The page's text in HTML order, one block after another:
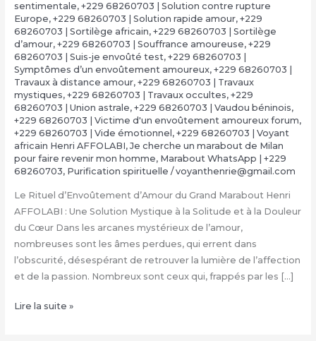
sentimentale, +229 68260703 | Solution contre rupture
Europe, +229 68260703 | Solution rapide amour, +229
68260703 | Sortilège africain, +229 68260703 | Sortilège
d’amour, +229 68260703 | Souffrance amoureuse, +229
68260703 | Suis-je envoûté test, +229 68260703 |
Symptômes d’un envoûtement amoureux, +229 68260703 |
Travaux à distance amour, +229 68260703 | Travaux
mystiques, +229 68260703 | Travaux occultes, +229
68260703 | Union astrale, +229 68260703 | Vaudou béninois,
+229 68260703 | Victime d'un envoûtement amoureux forum,
+229 68260703 | Vide émotionnel , +229 68260703 | Voyant
africain Henri AFFOLABI, Je cherche un marabout de Milan
pour faire revenir mon homme, Marabout WhatsApp | +229
68260703, Purification spirituelle /voyanthenrie@gmail.com
Le Rituel d’Envoûtement d’Amour du Grand Marabout Henri
AFFOLABI : Une Solution Mystique à la Solitude et à la Douleur
du Cœur Dans les arcanes mystérieux de l’amour,
nombreuses sont les âmes perdues, qui errent dans
l’obscurité, désespérant de retrouver la lumière de l’affection
et de la passion. Nombreux sont ceux qui, frappés par les […]
Rituel
Lire la suite »